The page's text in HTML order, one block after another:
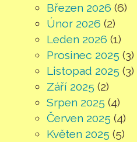
Březen 2026 (6)
Únor 2026 (2)
Leden 2026 (1)
Prosinec 2025 (3)
Listopad 2025 (3)
Září 2025 (2)
Srpen 2025 (4)
Červen 2025 (4)
Květen 2025 (5)